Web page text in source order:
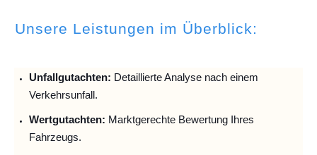
Unsere Leistungen im Überblick:
Unfallgutachten: Detaillierte Analyse nach einem
Verkehrsunfall.
Wertgutachten: Marktgerechte Bewertung Ihres
Fahrzeugs.